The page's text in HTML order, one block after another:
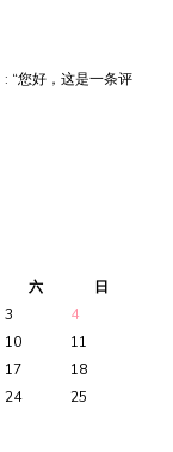
: “您好，这是一条评
六
日
3
4
10
11
17
18
24
25